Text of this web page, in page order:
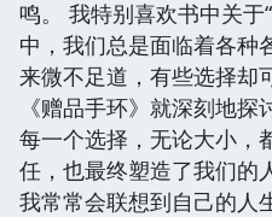
鸣。 我特别喜欢书中关于
中，我们总是面临着各种
来微不足道，有些选择却
《赠品手环》就深刻地探
每一个选择，无论大小，
任，也最终塑造了我们的
我常常会联想到自己的人